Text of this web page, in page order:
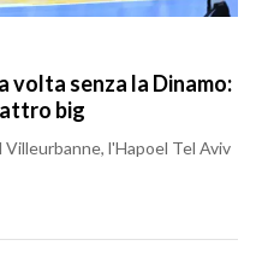
volta senza la Dinamo:
big
l'Hapoel Tel Aviv